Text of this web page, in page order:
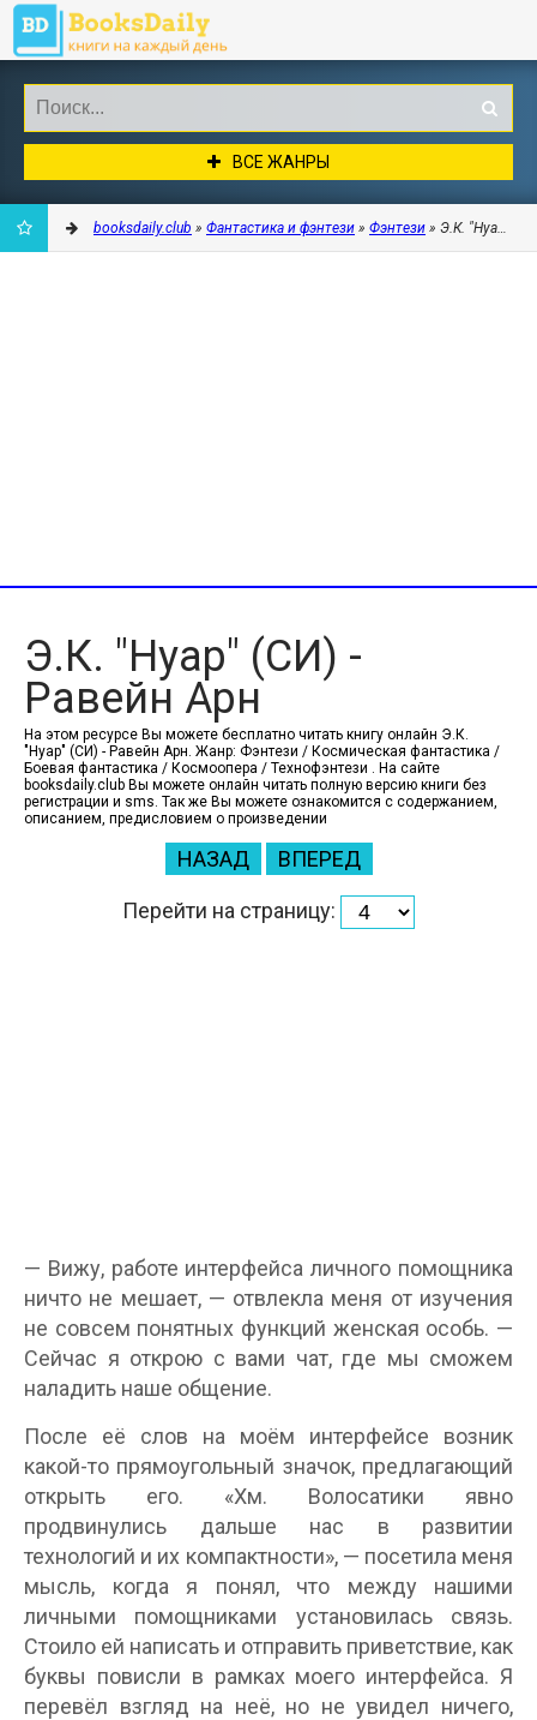
ВСЕ ЖАНРЫ
booksdaily.club » Фантастика и фэнтези » Фэнтези » Э.К. "Нуар"
Э.К. "Нуар" (СИ) -
Равейн Арн
На этом ресурсе Вы можете бесплатно читать книгу онлайн Э.К.
"Нуар" (СИ) - Равейн Арн. Жанр: Фэнтези / Космическая фантастика /
Боевая фантастика / Космоопера / Технофэнтези . На сайте
booksdaily.club Вы можете онлайн читать полную версию книги без
регистрации и sms. Так же Вы можете ознакомится с содержанием,
описанием, предисловием о произведении
НАЗАД ВПЕРЕД
Перейти на страницу:
— Вижу, работе интерфейса личного помощника
ничто не мешает, — отвлекла меня от изучения
не совсем понятных функций женская особь. —
Сейчас я открою с вами чат, где мы сможем
наладить наше общение.
После её слов на моём интерфейсе возник
какой-то прямоугольный значок, предлагающий
открыть его. «Хм. Волосатики явно
продвинулись дальше нас в развитии
технологий и их компактности», — посетила меня
мысль, когда я понял, что между нашими
личными помощниками установилась связь.
Стоило ей написать и отправить приветствие, как
буквы повисли в рамках моего интерфейса. Я
перевёл взгляд на неё, но не увидел ничего,